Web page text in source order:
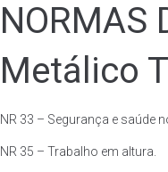
NORMAS
Metálico
NR 33 – Segurança e saúde
NR 35 – Trabalho em altura.